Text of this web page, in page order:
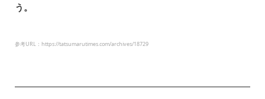
う。
参考URL：https://tatsumarutimes.com/archives/18729